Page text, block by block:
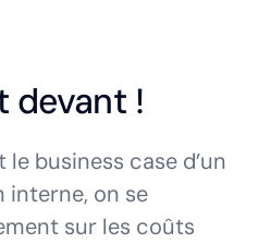
devant !
business case d’un
interne, on se
sur les coûts